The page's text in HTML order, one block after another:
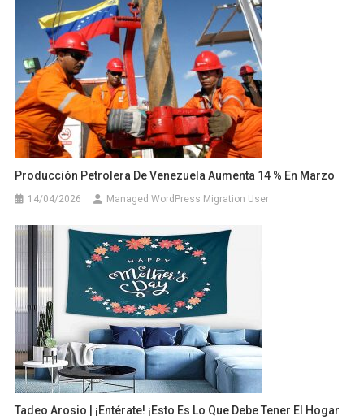
Producción Petrolera De Venezuela Aumenta 14 % En Marzo
14/04/2026 Managed WordPress Migration User
Tadeo Arosio | ¡Entérate! ¡Esto Es Lo Que Debe Tener El Hogar